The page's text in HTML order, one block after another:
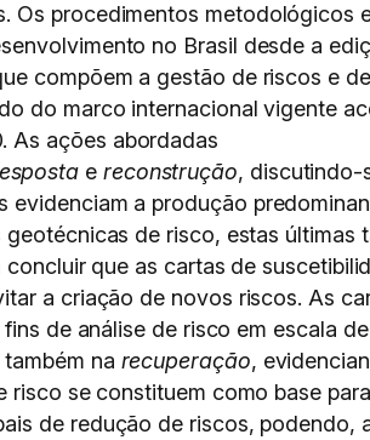
procedimentos metodológicos
no Brasil desde a
compõem a gestão de riscos e
do marco internacional vigente
As ações abordadas
e reconstrução, discutindo-
a produção
de risco, estas últimas
que as cartas de
a criação de novos riscos. As
de análise de risco em escala
na recuperação,
risco se constituem como base para
de redução de riscos, podendo,